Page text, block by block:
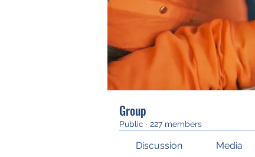
Group
Public · 227 members
Discussion Media